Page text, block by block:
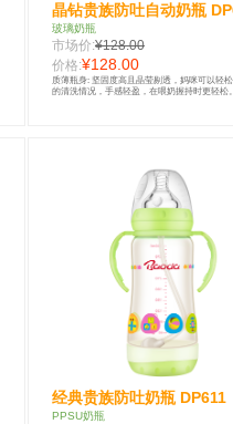
晶钻贵族防吐自动奶瓶
玻璃奶瓶
市场价:¥128.00
价格:¥128.00
质薄瓶身: 坚固度高且晶莹剔透，妈咪可以轻
的清洗情况，手感轻盈，在喂奶握持时更轻松
经典贵族防吐奶瓶 DP611
PPSU奶瓶